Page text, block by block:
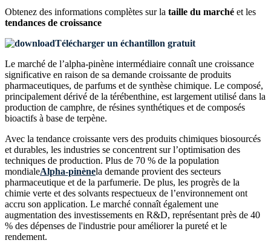
Obtenez des informations complètes sur la taille du marché et les
tendances de croissance
Télécharger un échantillon gratuit
Le marché de l’alpha-pinène intermédiaire connaît une croissance
significative en raison de sa demande croissante de produits
pharmaceutiques, de parfums et de synthèse chimique. Le composé,
principalement dérivé de la térébenthine, est largement utilisé dans la
production de camphre, de résines synthétiques et de composés
bioactifs à base de terpène.
Avec la tendance croissante vers des produits chimiques biosourcés
et durables, les industries se concentrent sur l’optimisation des
techniques de production. Plus de 70 % de la population
mondialeAlpha-pinènela demande provient des secteurs
pharmaceutique et de la parfumerie. De plus, les progrès de la
chimie verte et des solvants respectueux de l’environnement ont
accru son application. Le marché connaît également une
augmentation des investissements en R&D, représentant près de 40
% des dépenses de l'industrie pour améliorer la pureté et le
rendement.